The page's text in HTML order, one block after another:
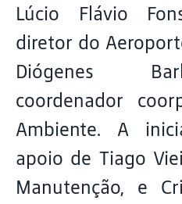
Lúcio Flávio
diretor do
Diógenes
coordenador
Ambiente. A
apoio de Tiago
Manutenção, e